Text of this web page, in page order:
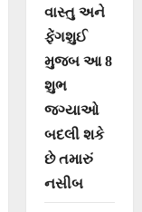
વાસ્તુ અને
ફેંગશુઈ
મુજબ આ 8
શુભ
જગ્યાઓ
બદલી શકે
છે તમારું
નસીબ